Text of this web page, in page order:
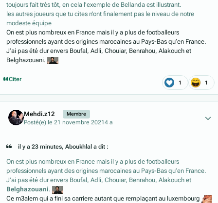
toujours fait très tôt, en cela l’exemple de Bellanda est illustrant.
les autres joueurs que tu cites n’ont finalement pas le niveau de notre
modeste équipe
On est plus nombreux en France mais il y a plus de footballeurs
professionnels ayant des origines marocaines au Pays-Bas qu’en France.
J’ai pas été dur envers Boufal, Adli, Chouiar, Benrahou, Alakouch et
Belghazouani.
Citer 1 1
Mehdi.z12 Membre
Posté(e) le 21 novembre 20214 a
il y a 23 minutes, Aboukhlal a dit :
On est plus nombreux en France mais il y a plus de footballeurs
professionnels ayant des origines marocaines au Pays-Bas qu’en France.
J’ai pas été dur envers Boufal, Adli, Chouiar, Benrahou, Alakouch et
Belghazouani.
Ce m3alem qui a fini sa carriere autant que remplaçant au luxembourg